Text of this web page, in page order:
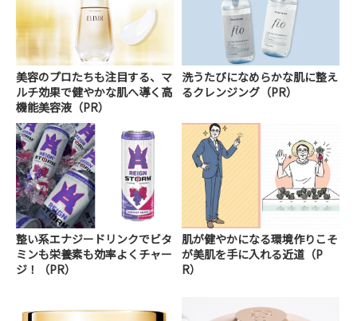
美容のプロたちも注目する、マ
ルチ効果で健やかな肌へ導く高
機能美容液（PR）
洗うたびになめらかな肌に整え
るクレンジング（PR）
整い系エナジードリンクでビタ
ミンも栄養素も効率よくチャー
ジ！（PR）
肌が健やかになる環境作りこそ
が美肌を手に入れる近道（P
R）